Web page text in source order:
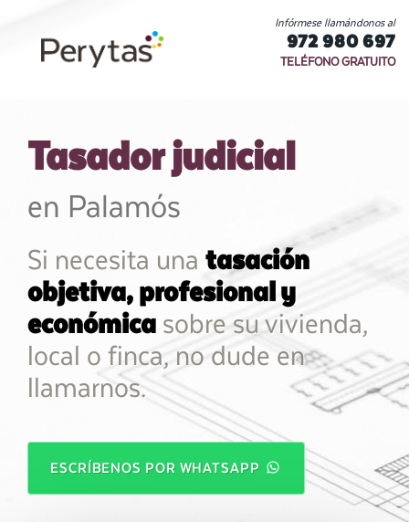
Infórmese llamándonos al
972 980 697
TELÉFONO GRATUITO
Tasador judicial
en Palamós
Si necesita una tasación
objetiva, profesional y
económica sobre su vivienda,
local o finca, no dude en
llamarnos.
ESCRÍBENOS POR WHATSAPP